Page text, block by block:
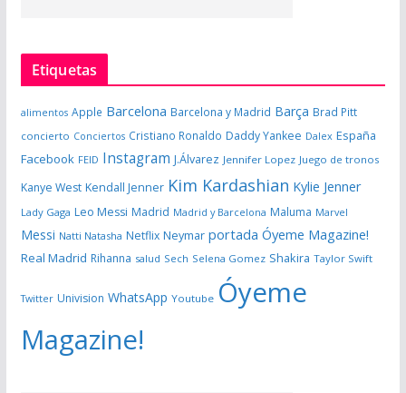
Etiquetas
alimentos Apple Barcelona Barcelona y Madrid Barça Brad Pitt
concierto Conciertos Cristiano Ronaldo Daddy Yankee Dalex España
Facebook FEID Instagram J.Álvarez Jennifer Lopez Juego de tronos
Kanye West Kendall Jenner Kim Kardashian Kylie Jenner
Lady Gaga Leo Messi Madrid Madrid y Barcelona Maluma Marvel
Messi Natti Natasha Netflix Neymar portada Óyeme Magazine!
Real Madrid Rihanna salud Sech Selena Gomez Shakira Taylor Swift
Twitter Univision WhatsApp Youtube Óyeme
Magazine!